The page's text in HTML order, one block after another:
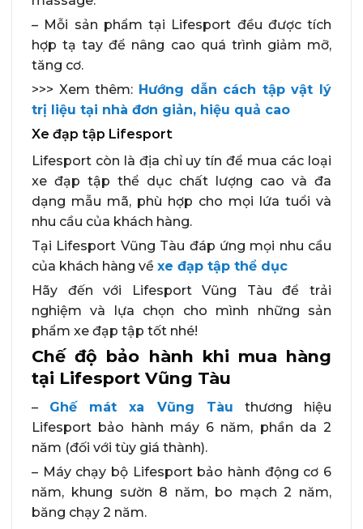
– Mỗi sản phẩm tại Lifesport đều được tích
hợp tạ tay để nâng cao quá trình giảm mỡ,
tăng cơ.
>>> Xem thêm: Hướng dẫn cách tập vật lý
trị liệu tại nhà đơn giản, hiệu quả cao
Xe đạp tập Lifesport
Lifesport còn là địa chỉ uy tín để mua các loại
xe đạp tập thể dục chất lượng cao và đa
dạng mẫu mã, phù hợp cho mọi lứa tuổi và
nhu cầu của khách hàng.
Tại Lifesport Vũng Tàu đáp ứng mọi nhu cầu
của khách hàng về xe đạp tập thể dục
Hãy đến với Lifesport Vũng Tàu để trải
nghiệm và lựa chọn cho mình những sản
phẩm xe đạp tập tốt nhé!
Chế độ bảo hành khi mua hàng
tại Lifesport Vũng Tàu
– Ghế mát xa Vũng Tàu thương hiệu
Lifesport bảo hành máy 6 năm, phần da 2
năm (đối với tùy giá thành).
– Máy chạy bộ Lifesport bảo hành động cơ 6
năm, khung sườn 8 năm, bo mạch 2 năm,
băng chạy 2 năm.